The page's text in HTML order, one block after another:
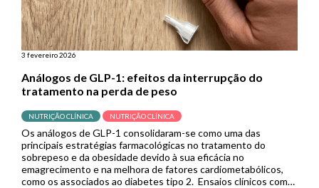
3 fevereiro 2026
Análogos de GLP-1: efeitos da interrupção do
tratamento na perda de peso
NUTRIÇÃO CLÍNICA NUTRIÇÃO CLÍNICA
Os análogos de GLP-1 consolidaram-se como uma das
principais estratégias farmacológicas no tratamento do
sobrepeso e da obesidade devido à sua eficácia no
emagrecimento e na melhora de fatores cardiometabólicos,
como os associados ao diabetes tipo 2. Ensaios clínicos com